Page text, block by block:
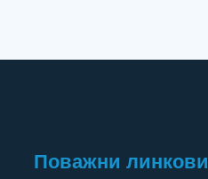
Поважни линкови